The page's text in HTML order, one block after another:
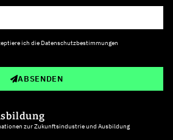
ich die Datenschutzbestimmungen
ABSENDEN
zur Zukunftsindustrie und Ausbildung